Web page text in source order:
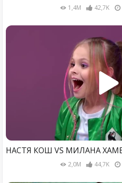
1,4M 42,7K
2,0M 44,7K